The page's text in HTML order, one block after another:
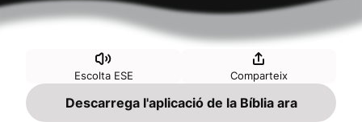
Escolta ESE Comparteix
Descarrega l'aplicació de la Bíblia ara